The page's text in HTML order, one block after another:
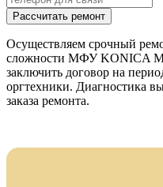
Рассчитать ремонт
Осуществляем срочный
сложности МФУ KONICA
заключить договор на
оргтехники. Диагностика
заказа ремонта.